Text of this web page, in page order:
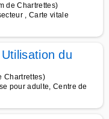
de Chartrettes)
, Carte vitale
du
Chartrettes)
pour adulte, Centre de